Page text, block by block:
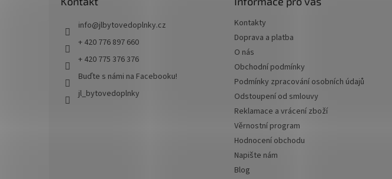
info@jlbytovedoplnky.cz
+ 420 776 897 660
+ 420 775 376 376
Buďte s námi na Facebooku!
jl_bytovedoplnky
Kontakty
Doprava a platba
O nás
Obchodní podmínky
Podmínky zpracování osobních údajů
Odstoupení od smlouvy
Reklamace a vrácení zboží
Věrnostní program
Hodnocení obchodu
Napište nám
Blog